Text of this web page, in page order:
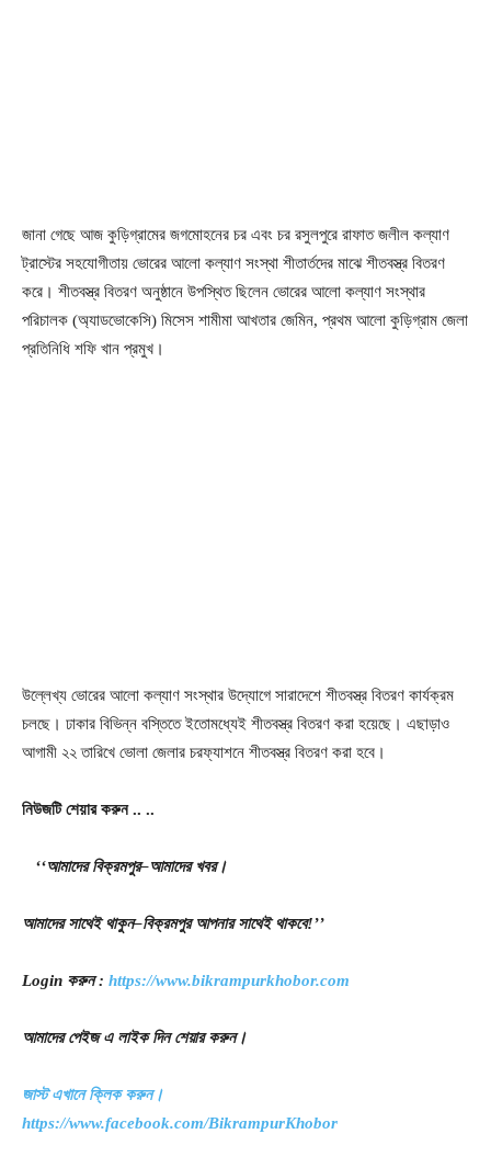
জানা গেছে আজ কুড়িগ্রামের জগমোহনের চর এবং চর রসুলপুরে রাফাত জলীল কল্যাণ
ট্রাস্টের সহযোগীতায় ভোরের আলো কল্যাণ সংস্থা শীতার্তদের মাঝে শীতবস্ত্র বিতরণ
করে। শীতবস্ত্র বিতরণ অনুষ্ঠানে উপস্থিত ছিলেন ভোরের আলো কল্যাণ সংস্থার
পরিচালক (অ্যাডভোকেসি) মিসেস শামীমা আখতার জেমিন, প্রথম আলো কুড়িগ্রাম জেলা
প্রতিনিধি শফি খান প্রমুখ।
উল্লেখ্য ভোরের আলো কল্যাণ সংস্থার উদ্যোগে সারাদেশে শীতবস্ত্র বিতরণ কার্যক্রম
চলছে। ঢাকার বিভিন্ন বস্তিতে ইতোমধ্যেই শীতবস্ত্র বিতরণ করা হয়েছে। এছাড়াও
আগামী ২২ তারিখে ভোলা জেলার চরফ্যাশনে শীতবস্ত্র বিতরণ করা হবে।
নিউজটি শেয়ার করুন.. ..
‘‘আমাদের বিক্রমপুর–আমাদের খবর।
আমাদের সাথেই থাকুন–বিক্রমপুর আপনার সাথেই থাকবে!’’
Login করুন: https://www.bikrampurkhobor.com
আমাদের পেইজ এ লাইক দিন শেয়ার করুন।
জাস্ট এখানে ক্লিক করুন।
https://www.facebook.com/BikrampurKhobor